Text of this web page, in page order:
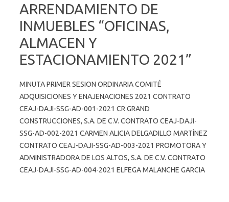
ARRENDAMIENTO DE
INMUEBLES “OFICINAS,
ALMACEN Y
ESTACIONAMIENTO 2021”
MINUTA PRIMER SESION ORDINARIA COMITÉ
ADQUISICIONES Y ENAJENACIONES 2021 CONTRATO
CEAJ-DAJI-SSG-AD-001-2021 CR GRAND
CONSTRUCCIONES, S.A. DE C.V. CONTRATO CEAJ-DAJI-
SSG-AD-002-2021 CARMEN ALICIA DELGADILLO MARTÍNEZ
CONTRATO CEAJ-DAJI-SSG-AD-003-2021 PROMOTORA Y
ADMINISTRADORA DE LOS ALTOS, S.A. DE C.V. CONTRATO
CEAJ-DAJI-SSG-AD-004-2021 ELFEGA MALANCHE GARCIA